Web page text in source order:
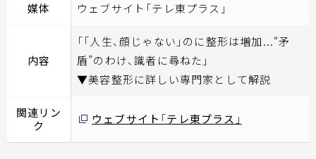
媒体 ウェブサイト「テレ東プラス」
内容
「「人生、顔じゃない」のに整形は増加...“矛
盾”のわけ、識者に尋ねた」
▼美容整形に詳しい専門家として解説
関連リン
ク
ウェブサイト「テレ東プラス」